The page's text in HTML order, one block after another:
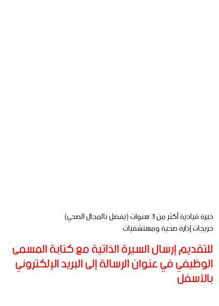
خبرة قيادية أكثر من ٣ سنوات (يفضل بالمجال الصحي)
خريجات إدارة صحية ومستشفيات
للتقديم إرسال السيرة الذاتية مع كتابة المسمى
الوظيفي في عنوان الرسالة إلى البريد الإلكتروني
بالأسفل